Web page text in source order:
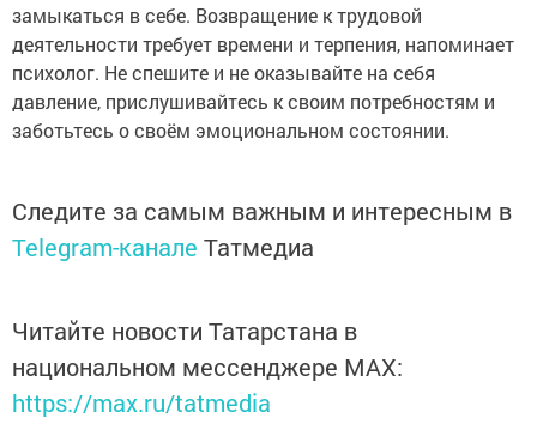
замыкаться в себе. Возвращение к трудовой
деятельности требует времени и терпения, напоминает
психолог. Не спешите и не оказывайте на себя
давление, прислушивайтесь к своим потребностям и
заботьтесь о своём эмоциональном состоянии.
Следите за самым важным и интересным в
Telegram-канале Татмедиа
Читайте новости Татарстана в
национальном мессенджере MАХ:
https://max.ru/tatmedia